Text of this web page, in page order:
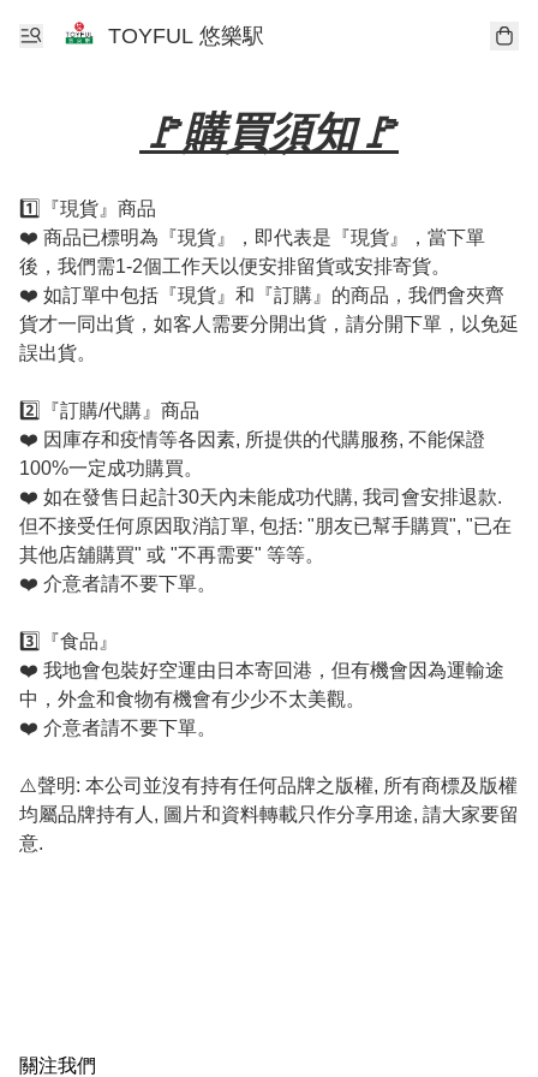
TOYFUL 悠樂駅
🚩購買須知🚩
1️⃣『現貨』商品
❤️ 商品已標明為『現貨』，即代表是『現貨』，當下單
後，我們需1-2個工作天以便安排留貨或安排寄貨。
❤️ 如訂單中包括『現貨』和『訂購』的商品，我們會夾齊
貨才一同出貨，如客人需要分開出貨，請分開下單，以免延
誤出貨。
2️⃣『訂購/代購』商品
❤️ 因庫存和疫情等各因素, 所提供的代購服務, 不能保證
100%一定成功購買。
❤️ 如在發售日起計30天內未能成功代購, 我司會安排退款.
但不接受任何原因取消訂單, 包括: "朋友已幫手購買", "已在
其他店舖購買" 或 "不再需要" 等等。
❤️ 介意者請不要下單。
3️⃣『食品』
❤️ 我地會包裝好空運由日本寄回港，但有機會因為運輸途
中，外盒和食物有機會有少少不太美觀。
❤️ 介意者請不要下單。
⚠️聲明: 本公司並沒有持有任何品牌之版權, 所有商標及版權
均屬品牌持有人, 圖片和資料轉載只作分享用途, 請大家要留
意.
關注我們